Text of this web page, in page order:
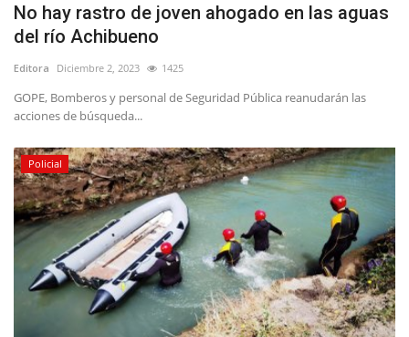
No hay rastro de joven ahogado en las aguas
del río Achibueno
Editora Diciembre 2, 2023 1425
GOPE, Bomberos y personal de Seguridad Pública reanudarán las
acciones de búsqueda...
Policial